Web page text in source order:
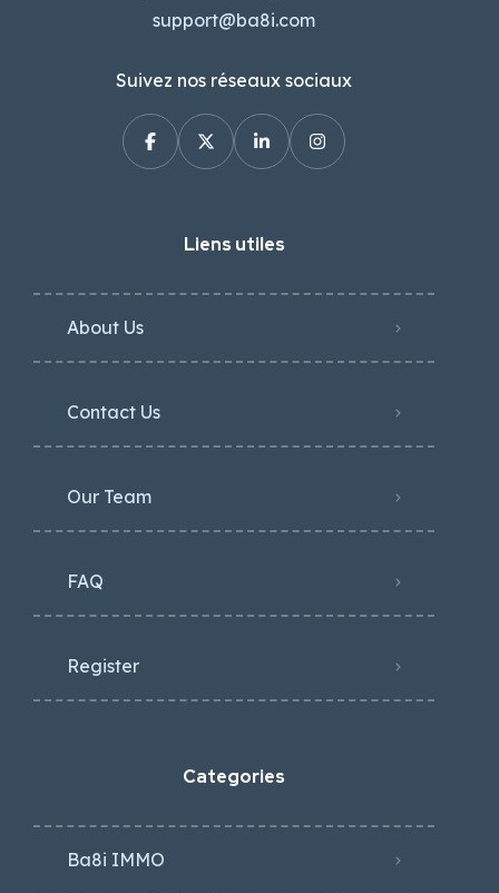
support@ba8i.com
Suivez nos réseaux sociaux
Liens utiles
About Us
Contact Us
Our Team
FAQ
Register
Categories
Ba8i IMMO